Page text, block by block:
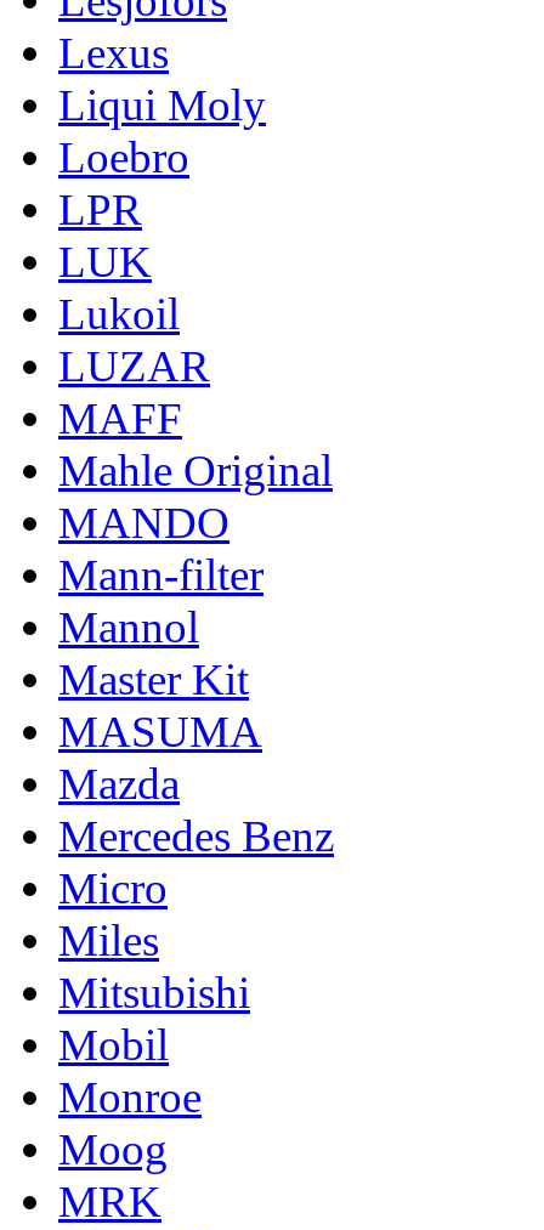
Lexus
Liqui Moly
Loebro
LPR
LUK
Lukoil
LUZAR
MAFF
Mahle Original
MANDO
Mann-filter
Mannol
Master Kit
MASUMA
Mazda
Mercedes Benz
Micro
Miles
Mitsubishi
Mobil
Monroe
Moog
MRK